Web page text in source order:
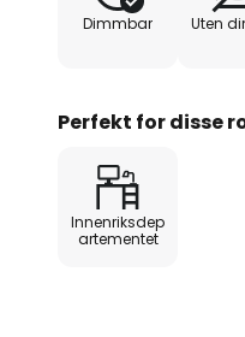
Dimmbar Uten
Perfekt for disse
Innenriksdep
artementet